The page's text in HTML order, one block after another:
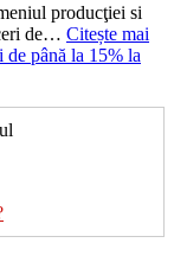
producţiei si
de… Citește mai
până la 15% la